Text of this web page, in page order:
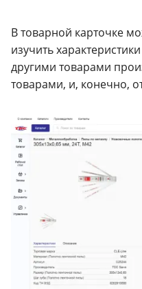
В товарной карточке
изучить
другими товарами
товарами, и, конечно,